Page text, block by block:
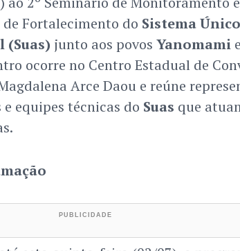
Fortalecimento do Sistema
(Suas) junto aos povos Yanomamie
ocorre no Centro Estadual de
Arce Daou e reúne
equipes técnicas do Suas que